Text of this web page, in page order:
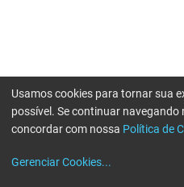
Usamos cookies para tornar sua
possível. Se continuar navegando
concordar com nossa Política de
Gerenciar Cookies...
Erro ao enviar informações, por